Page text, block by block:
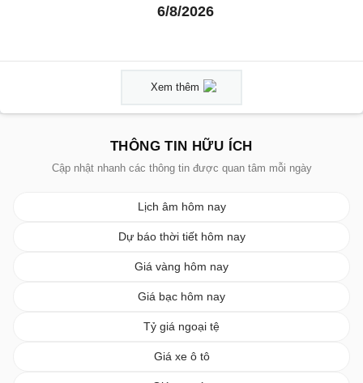
6/8/2026
Xem thêm
THÔNG TIN HỮU ÍCH
Cập nhật nhanh các thông tin được quan tâm mỗi ngày
Lịch âm hôm nay
Dự báo thời tiết hôm nay
Giá vàng hôm nay
Giá bạc hôm nay
Tỷ giá ngoại tệ
Giá xe ô tô